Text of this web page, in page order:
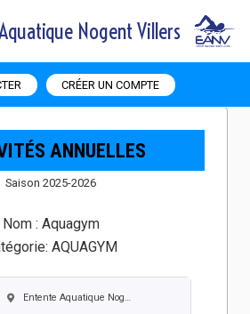
Nogent Villers
CRÉER UN COMPTE
ANNUELLES
Saison 2025-2026
Nom : Aquagym
AQUAGYM
Entente Aquatique Nogent Villers EANV